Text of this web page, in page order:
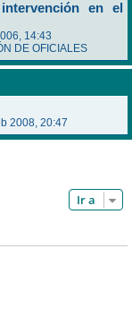
en el
14:43
DE OFICIALES
2008, 20:47
Ir a